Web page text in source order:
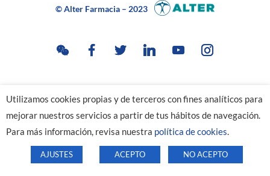
© Alter Farmacia – 2023
Utilizamos cookies propias y de terceros con fines analíticos para
mejorar nuestros servicios a partir de tus hábitos de navegación.
Para más información, revisa nuestra política de cookies.
AJUSTES ACEPTO NO ACEPTO